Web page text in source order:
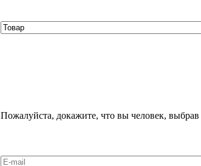
Пожалуйста, докажите, что вы человек, выбрав